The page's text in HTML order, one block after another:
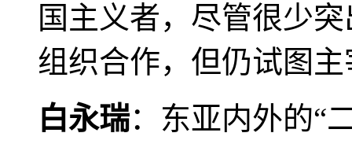
国主义者，尽管很少
组织合作，但仍试图
白永瑞：东亚内外的“